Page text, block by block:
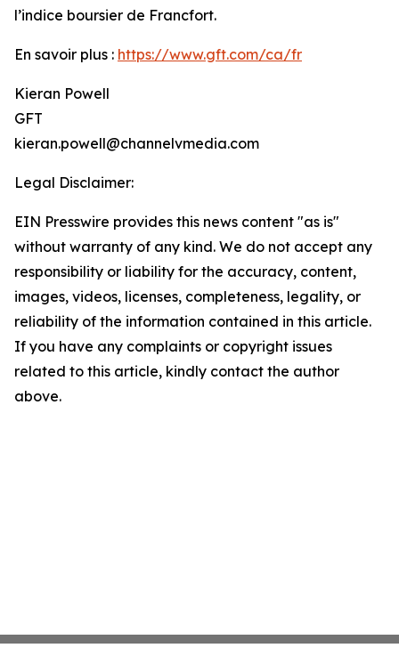
l’indice boursier de Francfort.
En savoir plus : https://www.gft.com/ca/fr
Kieran Powell
GFT
kieran.powell@channelvmedia.com
Legal Disclaimer:
EIN Presswire provides this news content "as is"
without warranty of any kind. We do not accept any
responsibility or liability for the accuracy, content,
images, videos, licenses, completeness, legality, or
reliability of the information contained in this article.
If you have any complaints or copyright issues
related to this article, kindly contact the author
above.